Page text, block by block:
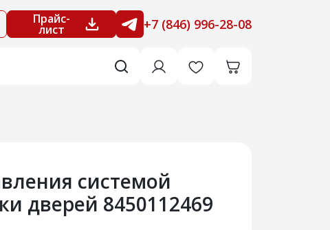
Прайс-
лист +7 (846) 996-28-08
системой
дверей 8450112469